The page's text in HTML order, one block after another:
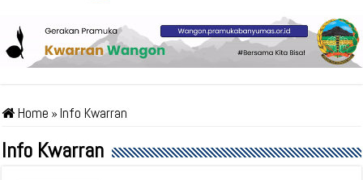
Home »Info Kwarran
Info Kwarran